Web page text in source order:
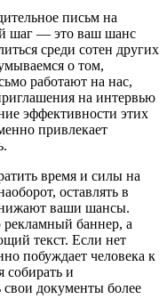
письм на
шаг — это ваш шанс
среди сотен других
о том,
работают на нас,
на интервью
эффективности этих
привлекает
время и силы на
оставлять в
ваши шансы.
баннер, а
текст. Если нет
побуждает человека к
собирать и
свои документы более